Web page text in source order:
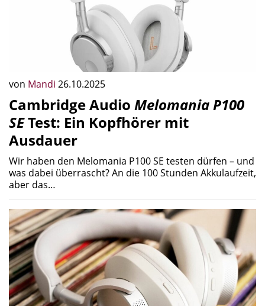
von Mandi 26.10.2025
Cambridge Audio Melomania P100
SETest: Ein Kopfhörer mit
Ausdauer
Wir haben den Melomania P100 SE testen dürfen – und
was dabei überrascht? An die 100 Stunden Akkulaufzeit,
aber das…